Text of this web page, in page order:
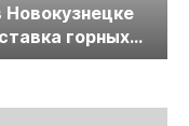
горных
России и